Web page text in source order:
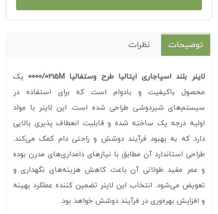
توضیحات نظرات
لاینر بلند اسپاجاری ایتالیا طرح وستفالیا 0000/0215M
یک
محصول باکیفیت و بادوام است که برای استفاده در
سیستم‌های شیردوشی طراحی شده است. این لاینر با مواد
اولیه درجه یک ساخته شده و قابلیت انعطاف‌ پذیری بالایی
دارد که به بهبود فرآیند دوشش و راحتی دام کمک می‌کند.
طراحی استاندارد آن مطابق با نیازهای دامداری‌های مدرن بوده
و عمر مفید طولانی آن باعث کاهش هزینه‌های نگهداری و
تعویض می‌شود. انتخاب این لاینر تضمین‌ کننده عملکرد بهینه
و افزایش بهره‌وری در فرآیند دوشش خواهد بود.